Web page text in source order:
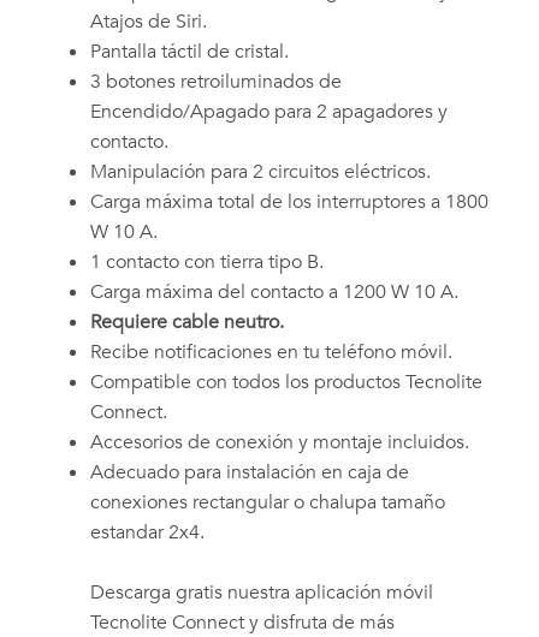
Atajos de Siri.
Pantalla táctil de cristal.
3 botones retroiluminados de
Encendido/Apagado para 2 apagadores y
contacto.
Manipulación para 2 circuitos eléctricos.
Carga máxima total de los interruptores a 1800
W 10 A.
1 contacto con tierra tipo B.
Carga máxima del contacto a 1200 W 10 A.
Requiere cable neutro.
Recibe notificaciones en tu teléfono móvil.
Compatible con todos los productos Tecnolite
Connect.
Accesorios de conexión y montaje incluidos.
Adecuado para instalación en caja de
conexiones rectangular o chalupa tamaño
estandar 2x4.
Descarga gratis nuestra aplicación móvil
Tecnolite Connect y disfruta de más